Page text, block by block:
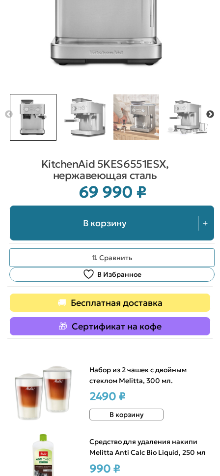
KitchenAid 5KES6551ESX,
нержавеющая сталь
69 990 ₽
+
В корзину
⇅ Сравнить
В Избранное
Бесплатная доставка
Сертификат на кофе
Набор из 2 чашек с двойным
стеклом Melitta, 300 мл.
2490 ₽
В корзину
Средство для удаления накипи
Melitta Anti Calc Bio Liquid, 250 мл
990 ₽